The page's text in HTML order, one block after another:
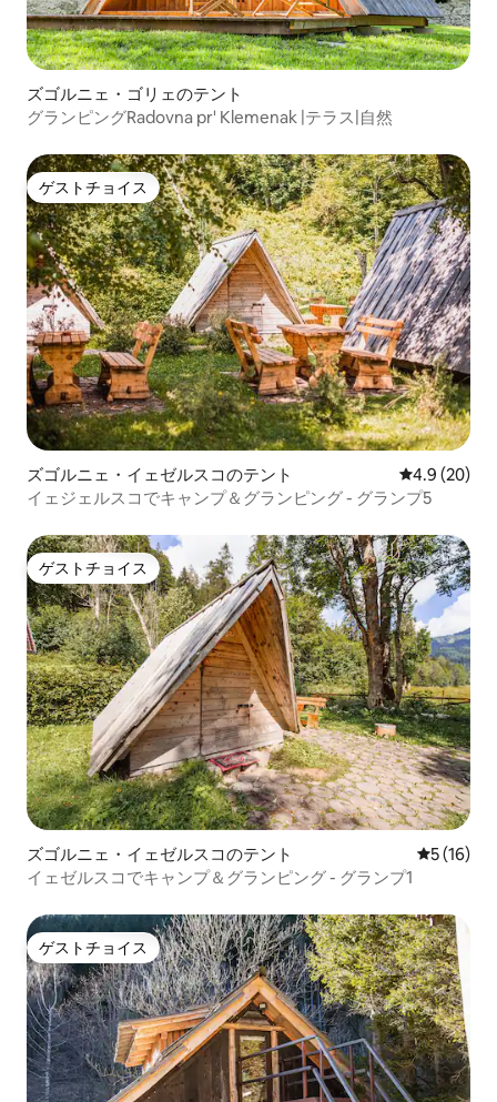
ズゴルニェ・ゴリェのテント
グランピングRadovna pr' Klemenak |テラス|自然
ゲストチョイス
ゲストチョイス
ズゴルニェ・イェゼルスコのテント レビュー20
4.9 (20)
イェジェルスコでキャンプ＆グランピング - グランプ5
ゲストチョイス
ゲストチョイス
ズゴルニェ・イェゼルスコのテント レビュー
5 (16)
イェゼルスコでキャンプ＆グランピング - グランプ1
ゲストチョイス
ゲストチョイス